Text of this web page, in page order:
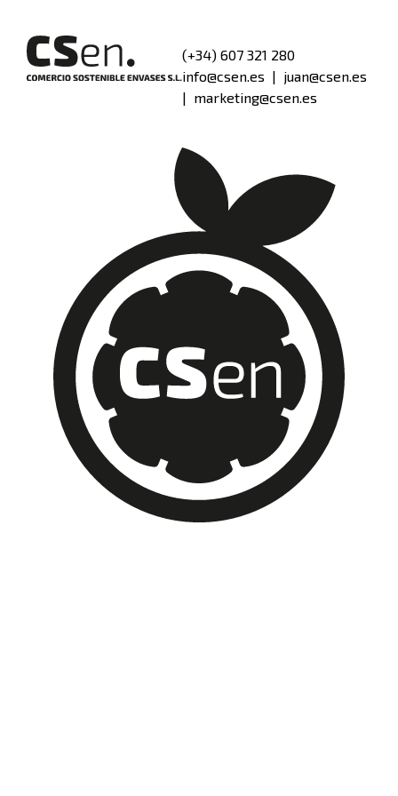
(+34) 607 321 280
info@csen.es | juan@csen.es
| marketing@csen.es